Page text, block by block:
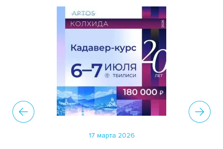
17 марта 2026